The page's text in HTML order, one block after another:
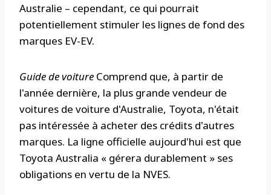
Australie – cependant, ce qui pourrait
potentiellement stimuler les lignes de fond des
marques EV-EV.
Guide de voiture Comprend que, à partir de
l'année dernière, la plus grande vendeur de
voitures de voiture d'Australie, Toyota, n'était
pas intéressée à acheter des crédits d'autres
marques. La ligne officielle aujourd'hui est que
Toyota Australia « gérera durablement » ses
obligations en vertu de la NVES.